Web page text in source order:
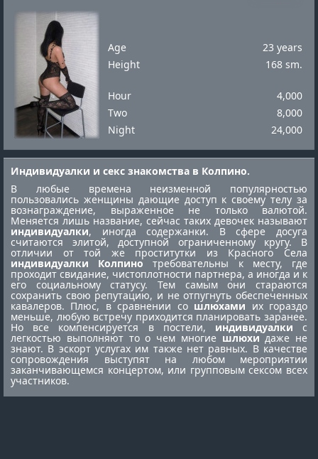
Age
23 years
Height
168 sm.
Hour
4,000
Two
8,000
Night
24,000
Индивидуалки и секс знакомства в Колпино.
В любые времена неизменной популярностью
пользовались женщины дающие доступ к своему телу за
вознаграждение, выраженное не только валютой.
Меняется лишь название, сейчас таких девочек называют
индивидуалки, иногда содержанки. В сфере досуга
считаются элитой, доступной ограниченному кругу. В
отличии от той же проститутки из Красного Села
индивидуалки Колпино требовательны к месту, где
проходит свидание, чистоплотности партнера, а иногда и к
его социальному статусу. Тем самым они стараются
сохранить свою репутацию, и не отпугнуть обеспеченных
кавалеров. Плюс, в сравнении со шлюхами их гораздо
меньше, любую встречу приходится планировать заранее.
Но все компенсируется в постели, индивидуалки с
легкостью выполняют то о чем многие шлюхидаже не
знают. В эскорт услугах им также нет равных. В качестве
сопровождения выступят на любом мероприятии
заканчивающемся концертом, или групповым сексом всех
участников.